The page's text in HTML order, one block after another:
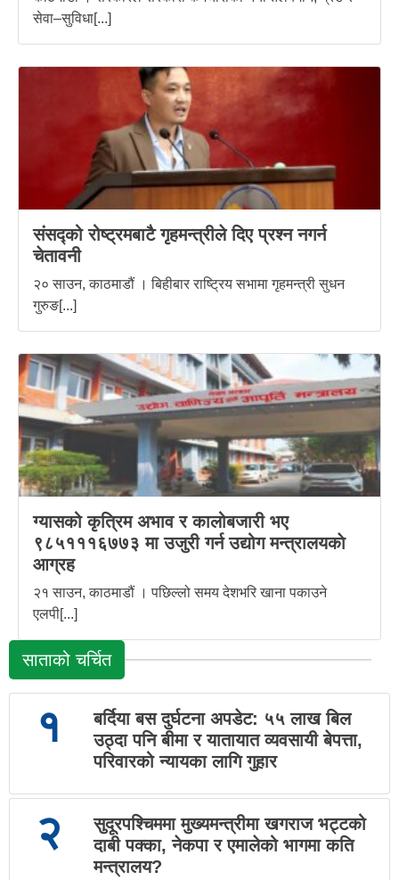
सेवा–सुविधा[...]
संसद्को रोष्ट्रमबाटै गृहमन्त्रीले दिए प्रश्न नगर्न
चेतावनी
२० साउन, काठमाडौं । बिहीबार राष्ट्रिय सभामा गृहमन्त्री सुधन
गुरुङ[...]
ग्यासको कृत्रिम अभाव र कालोबजारी भए
९८५१११६७७३ मा उजुरी गर्न उद्योग मन्त्रालयकाे
आग्रह
२१ साउन, काठमाडौं । पछिल्लो समय देशभरि खाना पकाउने
एलपी[...]
साताको चर्चित
१
बर्दिया बस दुर्घटना अपडेट: ५५ लाख बिल
उठ्दा पनि बीमा र यातायात व्यवसायी बेपत्ता,
परिवारको न्यायका लागि गुहार
२
सुदूरपश्चिममा मुख्यमन्त्रीमा खगराज भट्टको
दाबी पक्का, नेकपा र एमालेको भागमा कति
मन्त्रालय?